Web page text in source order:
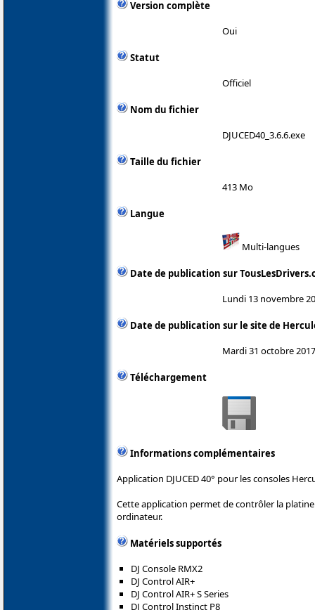
Version complète
Oui
Statut
Officiel
Nom du fichier
DJUCED40_3.6.6.exe
Taille du fichier
413 Mo
Langue
Multi-langues
Date de publication sur
Lundi 13 novembre
Date de publication sur le site de
Mardi 31 octobre 2017
Téléchargement
Informations complémentaires
Application DJUCED 40° pour les consoles
Cette application permet de contrôler la
ordinateur.
Matériels supportés
DJ Console RMX2
DJ Control AIR+
DJ Control AIR+ S Series
DJ Control Instinct P8